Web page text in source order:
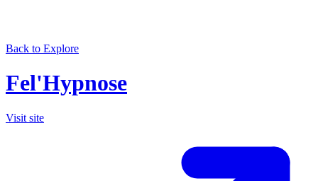
Back to Explore
Fel'Hypnose
Visit site